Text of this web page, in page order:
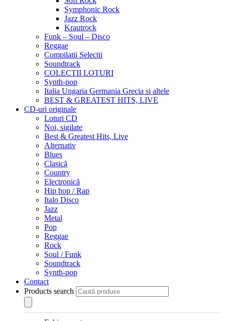
Symphonic Rock
Jazz Rock
Krautrock
Funk – Soul – Disco
Reggae
Compilatii Selectii
Soundtrack
COLECTII LOTURI
Synth-pop
Italia Ungaria Germania Grecia si altele
BEST & GREATEST HITS, LIVE
CD-uri originale
Loturi CD
Noi, sigilate
Best & Greatest Hits, Live
Alternativ
Blues
Clasică
Country
Electronică
Hip hop / Rap
Italo Disco
Jazz
Metal
Pop
Reggae
Rock
Soul / Funk
Soundtrack
Synth-pop
Contact
Products search